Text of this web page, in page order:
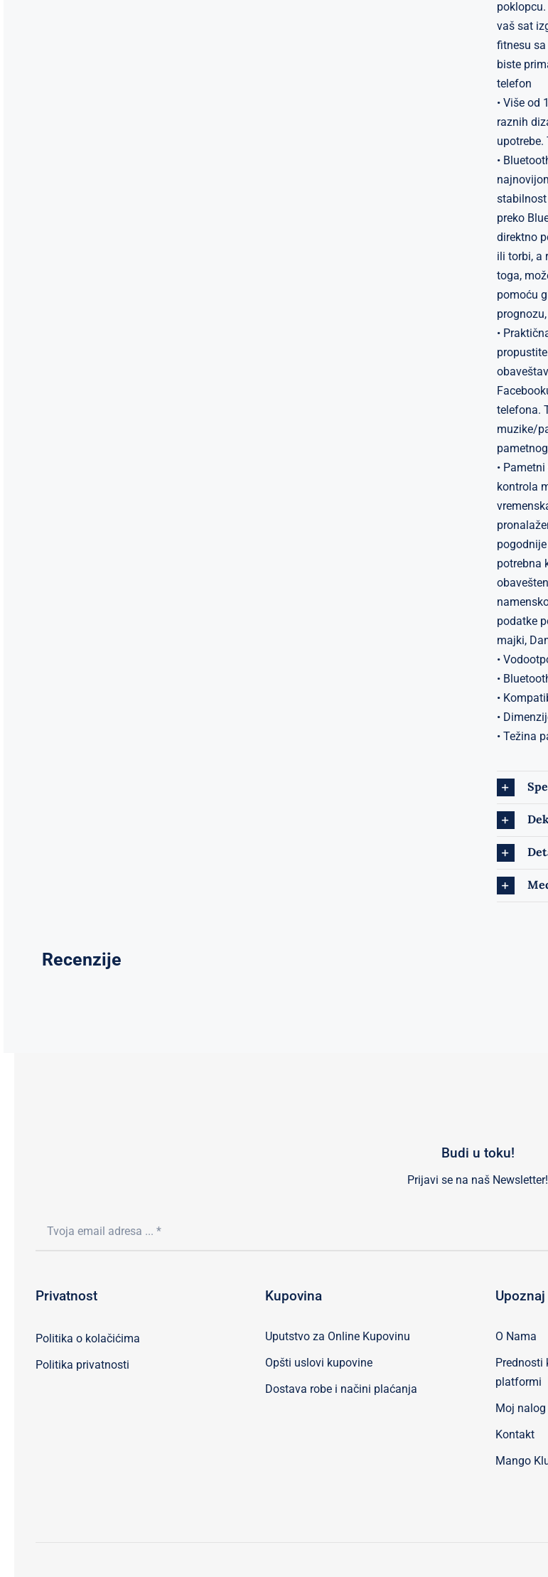
vaš sat
fitnesu
biste
telefon
​• Više od
raznih
•
stabilnost
preko
direktno
ili torbi, a
toga,
pomoću
•
telefona.
muzike/
•
kontrola
potrebna
podatke
majki,
•
•
•
•
• Težina
Recenzije
Budi u toku!
Prijavi se na naš Newsletter!
Privatnost
Politika o kolačićima
Politika privatnosti
Kupovina
Uputstvo za Online Kupovinu
Opšti uslovi kupovine
Dostava robe i načini plaćanja
Upoznaj
O Nama
Prednosti
platformi
Moj nalog
Kontakt
Mango